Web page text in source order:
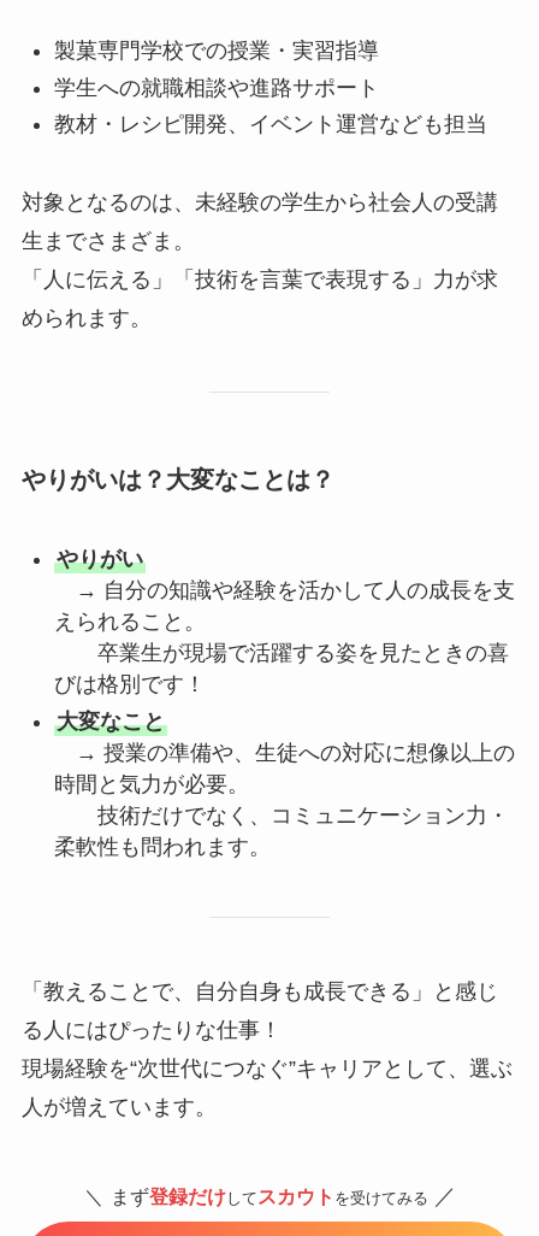
製菓専門学校での授業・実習指導
学生への就職相談や進路サポート
教材・レシピ開発、イベント運営なども担当
対象となるのは、未経験の学生から社会人の受講
生までさまざま。
「人に伝える」「技術を言葉で表現する」力が求
められます。
やりがいは？大変なことは？
やりがい
→ 自分の知識や経験を活かして人の成長を支
えられること。
卒業生が現場で活躍する姿を見たときの喜
びは格別です！
大変なこと
→ 授業の準備や、生徒への対応に想像以上の
時間と気力が必要。
技術だけでなく、コミュニケーション力・
柔軟性も問われます。
「教えることで、自分自身も成長できる」と感じ
る人にはぴったりな仕事！
現場経験を“次世代につなぐ”キャリアとして、選ぶ
人が増えています。
＼ まず登録だけして スカウト を受けてみる ／